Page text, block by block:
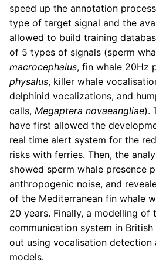
speed up the annotation
type of target signal and the
allowed to build training
of 5 types of signals (sperm
macrocephalus, fin whale 20Hz
physalus, killer whale
delphinid vocalizations, and
calls, Megaptera novaeangliae).
have first allowed the
real time alert system for the
risks with ferries. Then, the
showed sperm whale presence
anthropogenic noise, and
of the Mediterranean fin whale
20 years. Finally, a modelling of
communication system in
out using vocalisation detection
models.